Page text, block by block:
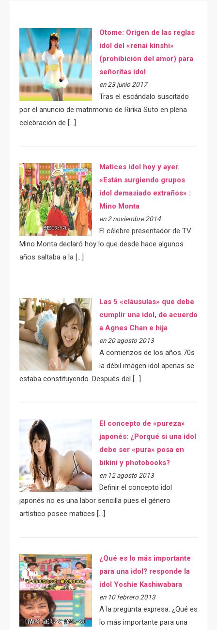
Otome: Orígen de las reglas
idol del «renai kinshi»
(prohibición del amor) para
señoritas idol
en 23 junio 2017
Tras el escándalo suscitado
por el anuncio de matrimonio de Ririka Suto en plena
celebración de […]
Matices idol hoy y ayer.
«Están surgiendo grupos
idol demasiado extraños» :
Mino Monta
en 2 noviembre 2014
El célebre presentador de TV
Mino Monta declaró hoy lo que desde hace algunos
años saltaba a la […]
Las 5 «cláusulas» que debe
cumplir una idol, de acuerdo
a Agnes Chan e hija
en 20 agosto 2013
A comienzos de los años 70s
la débil imágen idol apenas se
estaba constituyendo. Después del […]
El concepto de «pureza»
japonés: ¿Porqué si una idol
debe ser «pura» posa en
bikini y photobooks?
en 12 agosto 2013
Definir el concepto idol
japonés no es una labor sencilla pues el género
artístico posee matices […]
¿Qué es lo más importante
para una idol? responde la
idol Yoshie Kashiwabara
en 10 febrero 2013
A la pregunta expresa: ¿Qué es
lo más importante para una